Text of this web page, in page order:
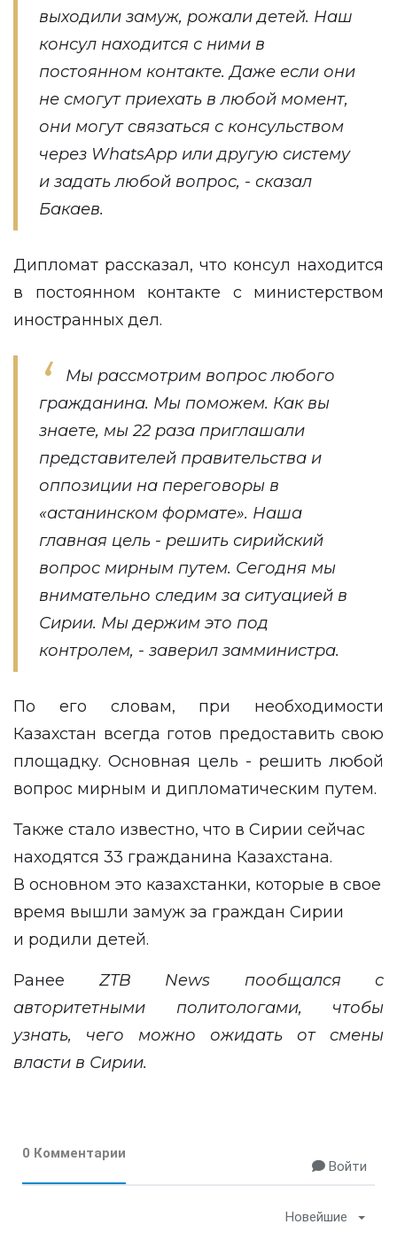
выходили замуж, рожали детей. Наш
консул находится с ними в
постоянном контакте. Даже если они
не смогут приехать в любой момент,
они могут связаться с консульством
через WhatsApp или другую систему
и задать любой вопрос, - сказал
Бакаев.
Дипломат рассказал, что консул находится
в постоянном контакте с министерством
иностранных дел.
Мы рассмотрим вопрос любого
гражданина. Мы поможем. Как вы
знаете, мы 22 раза приглашали
представителей правительства и
оппозиции на переговоры в
«астанинском формате». Наша
главная цель - решить сирийский
вопрос мирным путем. Сегодня мы
внимательно следим за ситуацией в
Сирии. Мы держим это под
контролем, - заверил замминистра.
По его словам, при необходимости
Казахстан всегда готов предоставить свою
площадку. Основная цель - решить любой
вопрос мирным и дипломатическим путем.
Также стало известно, что в Сирии сейчас
находятся 33 гражданина Казахстана.
В основном это казахстанки, которые в свое
время вышли замуж за граждан Сирии
и родили детей.
Ранее ZTB News
пообщался с
авторитетными политологами, чтобы
узнать, чего можно ожидать
от смены
власти в Сирии.
0 Комментарии
Войти
Новейшие